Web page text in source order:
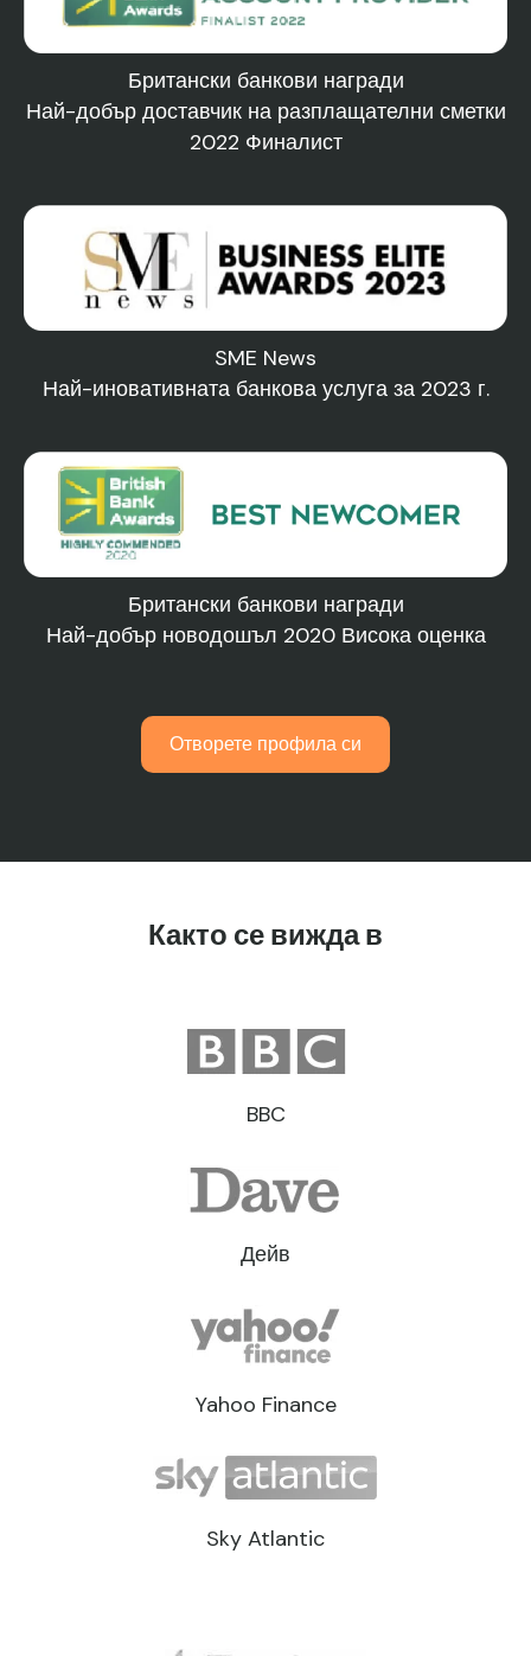
Британски банкови награди
Най-добър доставчик на разплащателни сметки
2022 Финалист
SME News
Най-иновативната банкова услуга за 2023 г.
Британски банкови награди
Най-добър новодошъл 2020 Висока оценка
Отворете профила си
Както се вижда в
BBC
Дейв
Yahoo Finance
Sky Atlantic